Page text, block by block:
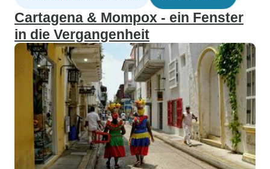
Cartagena & Mompox - ein Fenster
in die Vergangenheit